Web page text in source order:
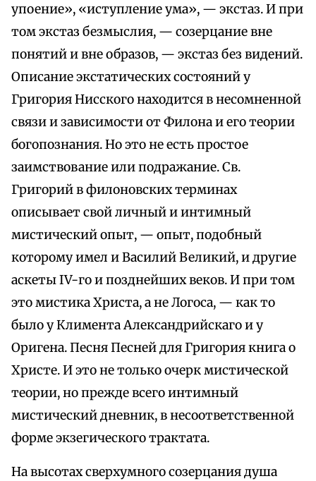
упоение», «иступление ума», — экстаз. И при
том экстаз безмыслия, — созерцание вне
понятий и вне образов, — экстаз без видений.
Описание экстатических состояний у
Григория Нисского находится в несомненной
связи и зависимости от Филона и его теории
богопознания. Но это не есть простое
заимствование или подражание. Св.
Григорий в филоновских терминах
описывает свой личный и интимный
мистический опыт, — опыт, подобный
которому имел и Василий Великий, и другие
аскеты IV-го и позднейших веков. И при том
это мистика Христа, а не Логоса, — как то
было у Климента Александрийскаго и у
Оригена. Песня Песней для Григория книга о
Христе. И это не только очерк мистической
теории, но прежде всего интимный
мистический дневник, в несоответственной
форме экзегического трактата.
На высотах сверхумного созерцания душа